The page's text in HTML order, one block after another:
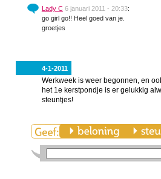
Lady C 6 januari 2011 - 20:33:
go girl go!! Heel goed van je.
groetjes
4-1-2011
Werkweek is weer begonnen, en
het 1e kerstpondje is er gelukkig
steuntjes!